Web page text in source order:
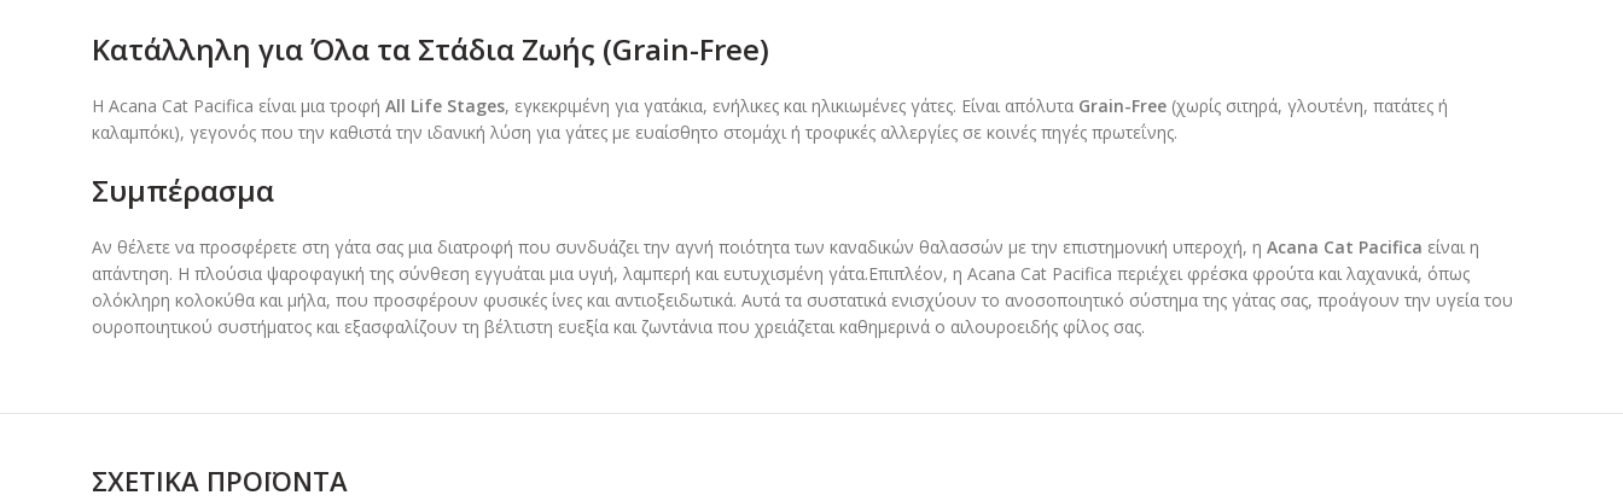
Κατάλληλη για Όλα τα Στάδια Ζωής (Grain-Free)
Η Acana Cat Pacifica είναι μια τροφή All Life Stages, εγκεκριμένη για γατάκια, ενήλικες και ηλικιωμένες γάτες. Είναι απόλυτα Grain-Free (χωρίς σιτηρά, γλουτένη, πατάτες ή
καλαμπόκι), γεγονός που την καθιστά την ιδανική λύση για γάτες με ευαίσθητο στομάχι ή τροφικές αλλεργίες σε κοινές πηγές πρωτεΐνης.
Συμπέρασμα
Αν θέλετε να προσφέρετε στη γάτα σας μια διατροφή που συνδυάζει την αγνή ποιότητα των καναδικών θαλασσών με την επιστημονική υπεροχή, η Acana Cat Pacifica είναι η
απάντηση. Η πλούσια ψαροφαγική της σύνθεση εγγυάται μια υγιή, λαμπερή και ευτυχισμένη γάτα.Επιπλέον, η Acana Cat Pacifica περιέχει φρέσκα φρούτα και λαχανικά, όπως
ολόκληρη κολοκύθα και μήλα, που προσφέρουν φυσικές ίνες και αντιοξειδωτικά. Αυτά τα συστατικά ενισχύουν το ανοσοποιητικό σύστημα της γάτας σας, προάγουν την υγεία του
ουροποιητικού συστήματος και εξασφαλίζουν τη βέλτιστη ευεξία και ζωντάνια που χρειάζεται καθημερινά ο αιλουροειδής φίλος σας.
ΣΧΕΤΙΚΆ ΠΡΟΪΌΝΤΑ